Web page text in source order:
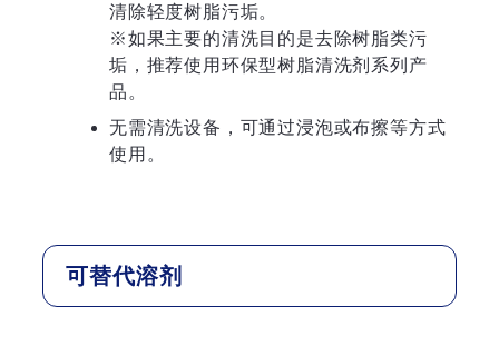
清除轻度树脂污垢。
※如果主要的清洗目的是去除树脂类污
垢，推荐使用环保型树脂清洗剂系列产
品。
无需清洗设备，可通过浸泡或布擦等方式
使用。
可替代溶剂